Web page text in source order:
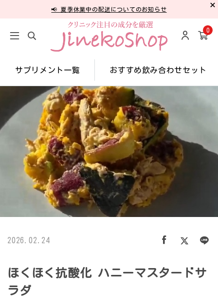
📢 夏季休業中の配送についてのお知らせ
0
サプリメント一覧 おすすめ飲み合わせセット
2026.02.24
ほくほく抗酸化 ハニーマスタードサ
ラダ